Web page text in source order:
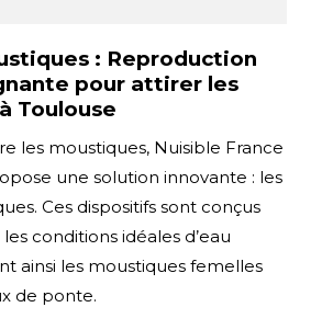
: Reproduction
pour attirer les
Toulouse
les moustiques, Nuisible France
une solution innovante : les
Ces dispositifs sont conçus
conditions idéales d’eau
ainsi les moustiques femelles
de ponte.